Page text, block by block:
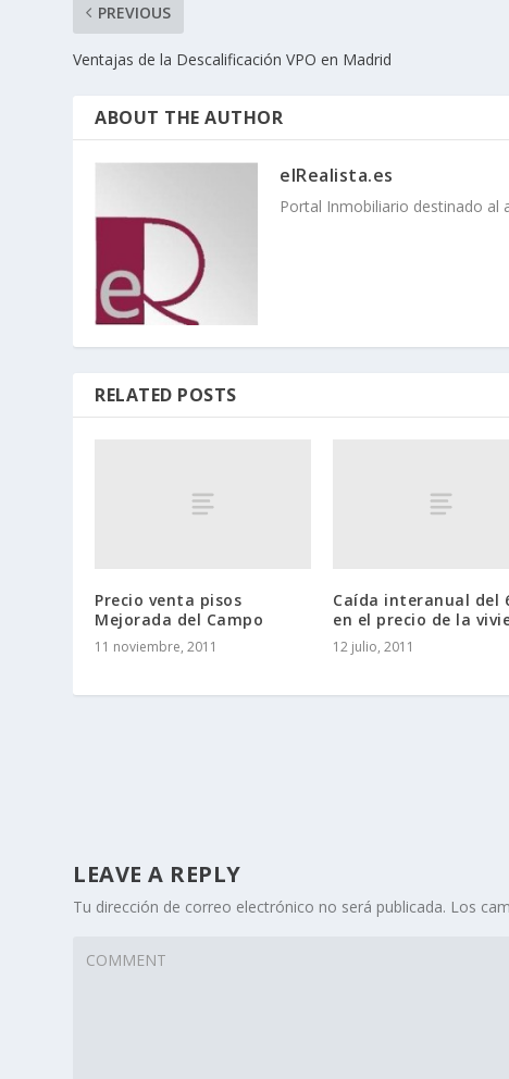
PREVIOUS
Ventajas de la Descalificación VPO en Madrid
ABOUT THE AUTHOR
elRealista.es
Portal Inmobiliario destinado al
RELATED POSTS
Precio venta pisos
Mejorada del Campo
11 noviembre, 2011
Caída interanual del
en el precio de la
12 julio, 2011
LEAVE A REPLY
Tu dirección de correo electrónico no será publicada. Los